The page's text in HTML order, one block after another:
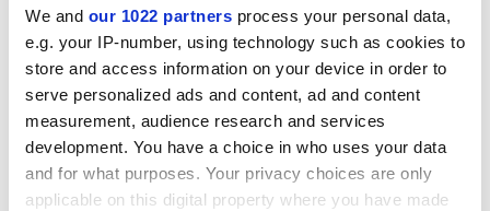
We and our 1022 partners process your personal data,
e.g. your IP-number, using technology such as cookies to
store and access information on your device in order to
serve personalized ads and content, ad and content
measurement, audience research and services
development. You have a choice in who uses your data
and for what purposes. Your privacy choices are only
applicable on this digital property where you have made
MULTIFORME BOUQUET MULTIFORME EUFORIA